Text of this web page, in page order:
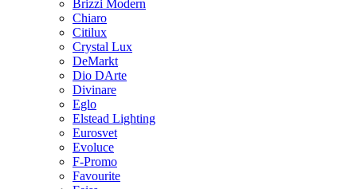
Brizzi Modern
Chiaro
Citilux
Crystal Lux
DeMarkt
Dio DArte
Divinare
Eglo
Elstead Lighting
Eurosvet
Evoluce
F-Promo
Favourite